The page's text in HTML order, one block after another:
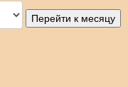
Перейти к месяцу